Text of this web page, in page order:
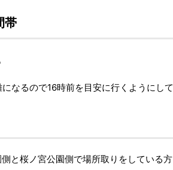
帯
なるので16時前を目安に行くようにして
と桜ノ宮公園側で場所取りをしている方